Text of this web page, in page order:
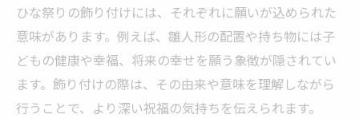
ひな祭りの飾り付けには、それぞれに願いが込められた
意味があります。例えば、雛人形の配置や持ち物には子
どもの健康や幸福、将来の幸せを願う象徴が隠されてい
ます。飾り付けの際は、その由来や意味を理解しながら
行うことで、より深い祝福の気持ちを伝えられます。